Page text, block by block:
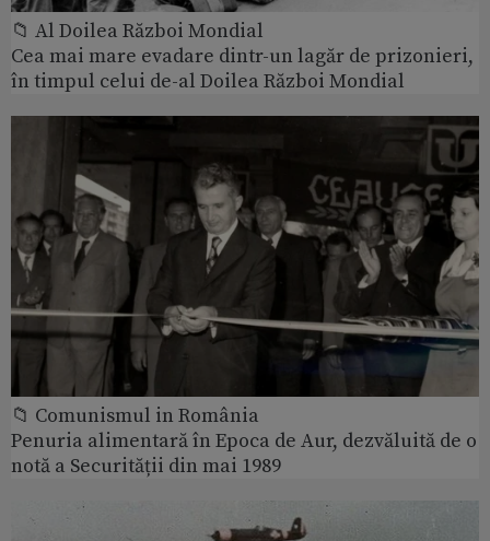
📁 Al Doilea Război Mondial
Cea mai mare evadare dintr-un lagăr de prizonieri,
în timpul celui de-al Doilea Război Mondial
📁 Comunismul in România
Penuria alimentară în Epoca de Aur, dezvăluită de o
notă a Securității din mai 1989